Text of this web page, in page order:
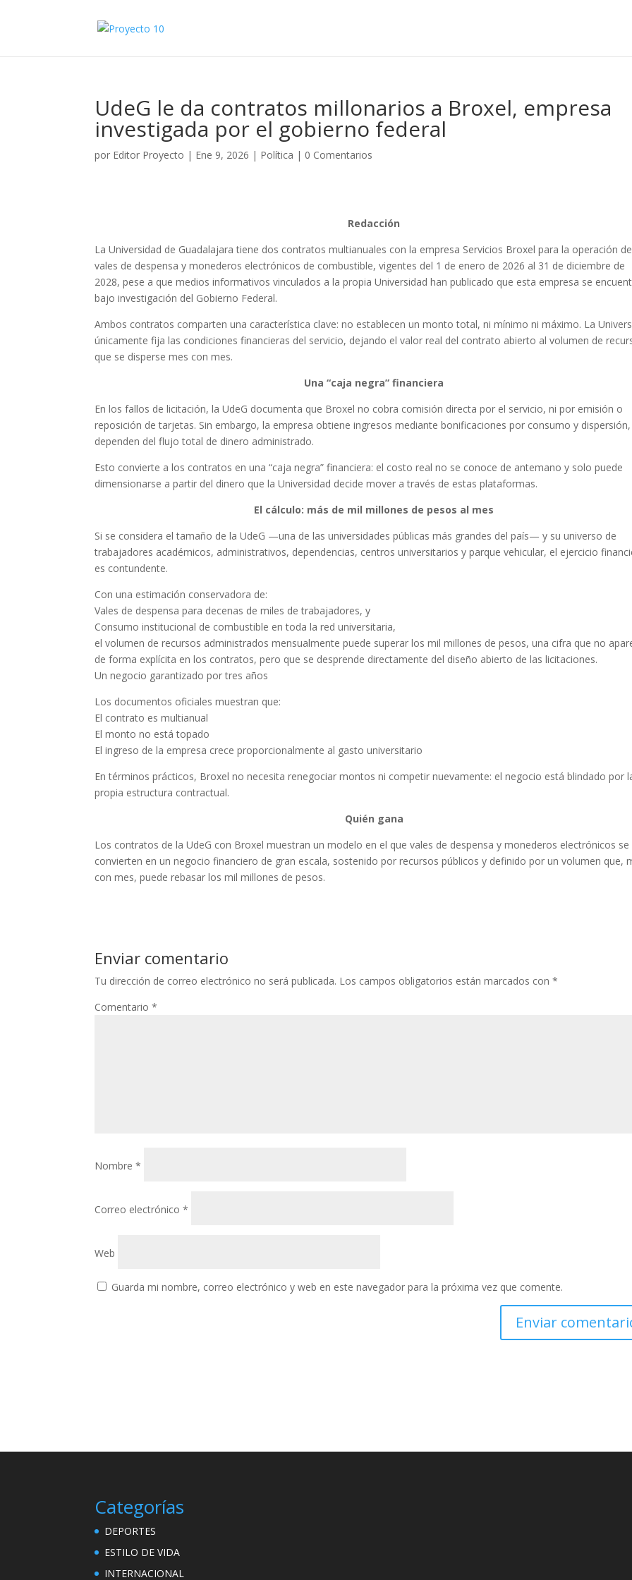
UdeG le da contratos millonarios a Broxel, empresa
investigada por el gobierno federal
por Editor Proyecto | Ene 9, 2026 | Política | 0 Comentarios
Redacción
La Universidad de Guadalajara tiene dos contratos multianuales con la empresa Servicios Broxel para la operación de
vales de despensa y monederos electrónicos de combustible, vigentes del 1 de enero de 2026 al 31 de diciembre de
2028, pese a que medios informativos vinculados a la propia Universidad han publicado que esta empresa se
bajo investigación del Gobierno Federal.
Ambos contratos comparten una característica clave: no establecen un monto total, ni mínimo ni máximo. La
únicamente fija las condiciones financieras del servicio, dejando el valor real del contrato abierto al volumen de
que se disperse mes con mes.
Una “caja negra” financiera
En los fallos de licitación, la UdeG documenta que Broxel no cobra comisión directa por el servicio, ni por emisión o
reposición de tarjetas. Sin embargo, la empresa obtiene ingresos mediante bonificaciones por consumo y
dependen del flujo total de dinero administrado.
Esto convierte a los contratos en una “caja negra” financiera: el costo real no se conoce de antemano y solo puede
dimensionarse a partir del dinero que la Universidad decide mover a través de estas plataformas.
El cálculo: más de mil millones de pesos al mes
Si se considera el tamaño de la UdeG —una de las universidades públicas más grandes del país— y su universo de
trabajadores académicos, administrativos, dependencias, centros universitarios y parque vehicular, el ejercicio
es contundente.
Con una estimación conservadora de:
Vales de despensa para decenas de miles de trabajadores, y
Consumo institucional de combustible en toda la red universitaria,
el volumen de recursos administrados mensualmente puede superar los mil millones de pesos, una cifra que no
de forma explícita en los contratos, pero que se desprende directamente del diseño abierto de las licitaciones.
Un negocio garantizado por tres años
Los documentos oficiales muestran que:
El contrato es multianual
El monto no está topado
El ingreso de la empresa crece proporcionalmente al gasto universitario
En términos prácticos, Broxel no necesita renegociar montos ni competir nuevamente: el negocio está blindado por
propia estructura contractual.
Quién gana
Los contratos de la UdeG con Broxel muestran un modelo en el que vales de despensa y monederos electrónicos se
convierten en un negocio financiero de gran escala, sostenido por recursos públicos y definido por un volumen que,
con mes, puede rebasar los mil millones de pesos.
Enviar comentario
Tu dirección de correo electrónico no será publicada. Los campos obligatorios están marcados con*
Comentario*
Nombre*
Correo electrónico*
Web
Guarda mi nombre, correo electrónico y web en este navegador para la próxima vez que comente.
Categorías
DEPORTES
ESTILO DE VIDA
INTERNACIONAL